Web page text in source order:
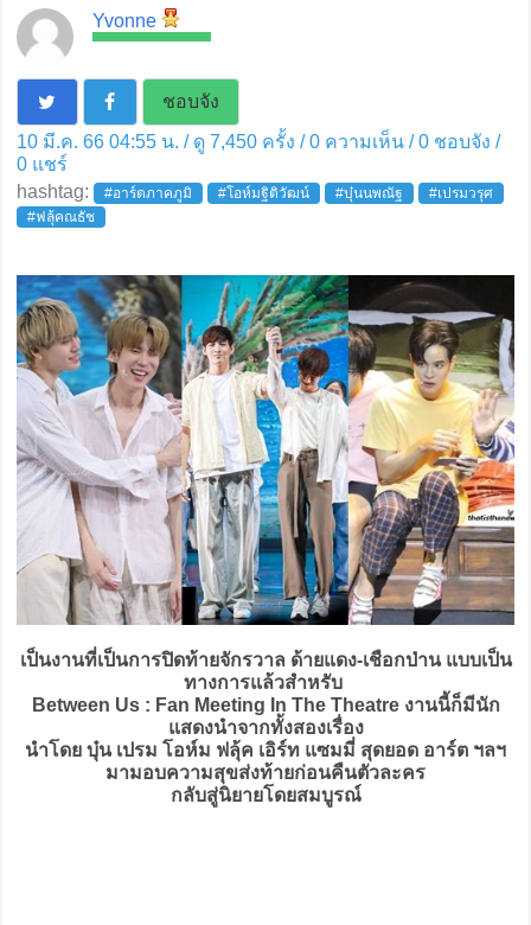
Yvonne
ชอบจัง
10 มี.ค. 66 04:55 น. / ดู 7,450 ครั้ง / 0 ความเห็น /0ชอบจัง /
0แชร์
hashtag:
#อาร์ตภาคภูมิ #โอห์มฐิติวัฒน์ #บุ๋นนพณัฐ
#เปรมวรุศ
#ฟลุ้คณธัช
เป็นงานที่เป็นการปิดท้ายจักรวาล ด้ายแดง-เชือกป่าน แบบเป็น
ทางการแล้วสำหรับ
Between Us : Fan Meeting In The Theatre งานนี้ก็มีนัก
แสดงนำจากทั้งสองเรื่อง
นำโดย บุ๋น เปรม โอห์ม ฟลุ้ค เอิร์ท แซมมี่ สุดยอด อาร์ต ฯลฯ
มามอบความสุขส่งท้ายก่อนคืนตัวละคร
กลับสู่นิยายโดยสมบูรณ์